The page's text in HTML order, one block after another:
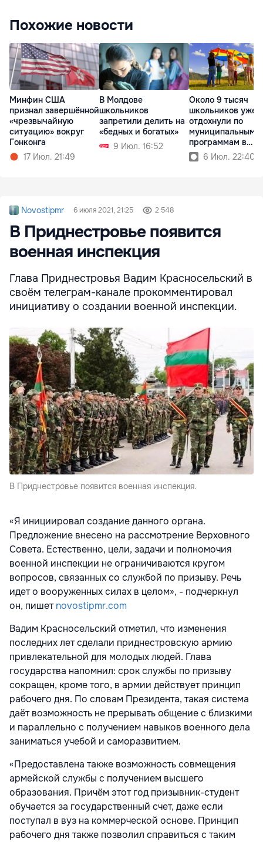
Похожие новости
Минфин США
признал завершённой
«чрезвычайную
ситуацию» вокруг
Гонконга
17 Июл. 21:49
В Молдове
школьников
запретили делить на
«бедных и богатых»
9 Июл. 16:52
Около 9 тысяч
школьников уже
отдохнули по
муниципальным
программам в
Кишиневе
6 Июл. 22:40
Novostipmr 6 июля 2021, 21:25 2 548
В Приднестровье появится
военная инспекция
Глава Приднестровья Вадим Красносельский в
своём телеграм-канале прокомментировал
инициативу о создании военной инспекции.
В Приднестровье появится военная инспекция.
«Я инициировал создание данного органа.
Предложение внесено на рассмотрение Верховного
Совета. Естественно, цели, задачи и полномочия
военной инспекции не ограничиваются кругом
вопросов, связанных со службой по призыву. Речь
идет о вооруженных силах в целом», - подчеркнул
он, пишетnovostipmr.com
Вадим Красносельский отметил, что изменения
последних лет сделали приднестровскую армию
привлекательной для молодых людей. Глава
государства напомнил: срок службы по призыву
сокращен, кроме того, в армии действует принцип
рабочего дня. По словам Президента, такая система
даёт возможность не прерывать общение с близкими
и параллельно с получением навыков военного дела
заниматься учебой и саморазвитием.
«Предоставлена также возможность совмещения
армейской службы с получением высшего
образования. Причём этот год призывник-студент
обучается за государственный счет, даже если
поступал в вуз на коммерческой основе. Принцип
рабочего дня также позволил справиться с таким